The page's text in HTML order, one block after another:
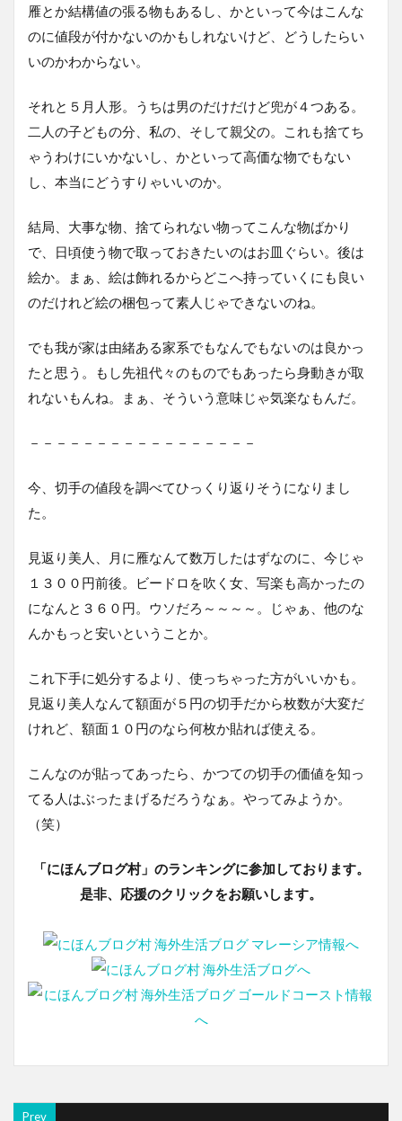
雁とか結構値の張る物もあるし、かといって今はこんな
のに値段が付かないのかもしれないけど、どうしたらい
いのかわからない。
それと５月人形。うちは男のだけだけど兜が４つある。
二人の子どもの分、私の、そして親父の。これも捨てち
ゃうわけにいかないし、かといって高価な物でもない
し、本当にどうすりゃいいのか。
結局、大事な物、捨てられない物ってこんな物ばかり
で、日頃使う物で取っておきたいのはお皿ぐらい。後は
絵か。まぁ、絵は飾れるからどこへ持っていくにも良い
のだけれど絵の梱包って素人じゃできないのね。
でも我が家は由緒ある家系でもなんでもないのは良かっ
たと思う。もし先祖代々のものでもあったら身動きが取
れないもんね。まぁ、そういう意味じゃ気楽なもんだ。
－－－－－－－－－－－－－－－－－
今、切手の値段を調べてひっくり返りそうになりまし
た。
見返り美人、月に雁なんて数万したはずなのに、今じゃ
１３００円前後。ビードロを吹く女、写楽も高かったの
になんと３６０円。ウソだろ～～～～。じゃぁ、他のな
んかもっと安いということか。
これ下手に処分するより、使っちゃった方がいいかも。
見返り美人なんて額面が５円の切手だから枚数が大変だ
けれど、額面１０円のなら何枚か貼れば使える。
こんなのが貼ってあったら、かつての切手の価値を知っ
てる人はぶったまげるだろうなぁ。やってみようか。
（笑）
「にほんブログ村」のランキングに参加しております。
是非、応援のクリックをお願いします。
Prev